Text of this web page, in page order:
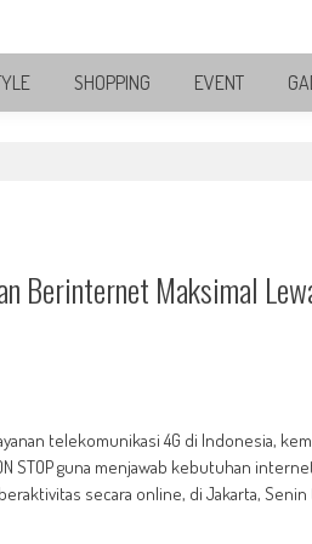
SHOPPING EVENT
Berinternet Maksimal
telekomunikasi 4G di Indonesia,
STOP guna menjawab kebutuhan
secara online, di Jakarta,